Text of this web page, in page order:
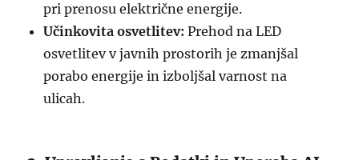
pri prenosu električne energije.
Učinkovita osvetlitev: Prehod na LED
osvetlitev v javnih prostorih je zmanjšal
porabo energije in izboljšal varnost na
ulicah.